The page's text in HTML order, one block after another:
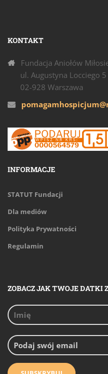
KONTAKT
Fundacja Aniołów
ul. Augustyna Locciego 5
02-928 Warszawa
INFORMACJE
STATUT Fundacji
Dla mediów
Polityka Prywatności
Regulamin
ZOBACZ JAK TWOJE DATKI